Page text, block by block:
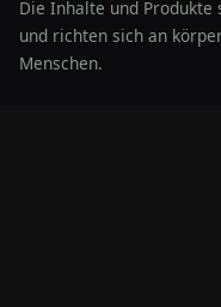
Die Inhalte und
und richten sich an
Menschen.